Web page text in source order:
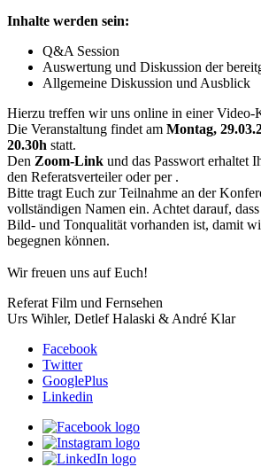
Inhalte werden sein:
Q&A Session
Auswertung und Diskussion der
Allgemeine Diskussion und Ausblick
Hierzu treffen wir uns online in einer Video-
Die Veranstaltung findet am Montag,
20.30h statt.
Den Zoom-Link und das Passwort erhaltet
den Referatsverteiler oder per .
Bitte tragt Euch zur Teilnahme an der
vollständigen Namen ein. Achtet darauf,
Bild- und Tonqualität vorhanden ist, damit
begegnen können.
Wir freuen uns auf Euch!
Referat Film und Fernsehen
Urs Wihler, Detlef Halaski & André Klar
Facebook
Twitter
GooglePlus
Linkedin